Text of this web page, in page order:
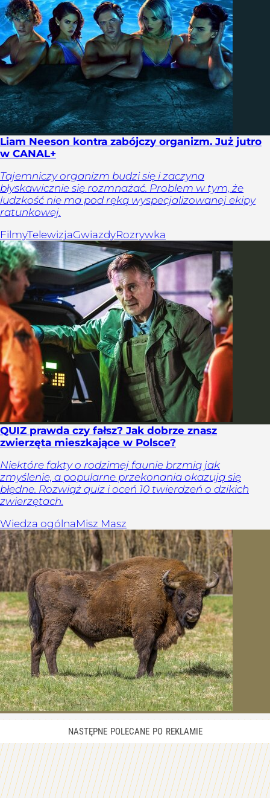
Liam Neeson kontra zabójczy organizm. Już jutro
w CANAL+
Tajemniczy organizm budzi się i zaczyna
błyskawicznie się rozmnażać. Problem w tym, że
ludzkość nie ma pod ręką wyspecjalizowanej ekipy
ratunkowej.
FilmyTelewizjaGwiazdyRozrywka
QUIZ prawda czy fałsz? Jak dobrze znasz
zwierzęta mieszkające w Polsce?
Niektóre fakty o rodzimej faunie brzmią jak
zmyślenie, a popularne przekonania okazują się
błędne. Rozwiąż quiz i oceń 10 twierdzeń o dzikich
zwierzętach.
Wiedza ogólnaMisz Masz